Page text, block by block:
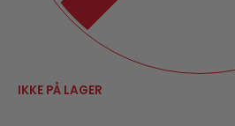
IKKE PÅ LAGER